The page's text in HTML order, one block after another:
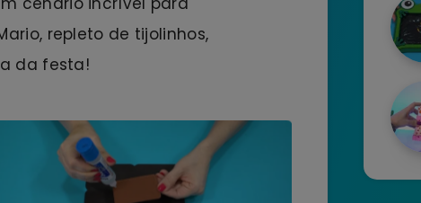
repleto de tijolinhos,
da festa!